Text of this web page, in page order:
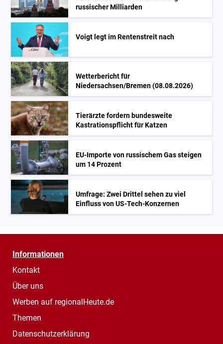
russischer Milliarden
Voigt legt im Rentenstreit nach
Wetterbericht für
Niedersachsen/Bremen (08.08.2026)
Tierärzte fordern bundesweite
Kastrationspflicht für Katzen
EU-Importe von russischem Gas steigen
um 14 Prozent
Umfrage: Zwei Drittel sehen zu viel
Einfluss von US-Tech-Konzernen
Informationen
Kontakt
Über uns
Werben auf regionalHeute.de
Themen
Datenschutzerklärung